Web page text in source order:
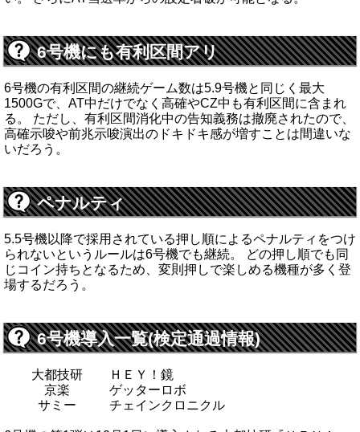
6号機にも有利区間アリ
6号機の有利区間の継続ゲーム数は5.9号機と同じく最大
1500Gで、AT中だけでなく高確やCZ中も有利区間に含まれ
る。 ただし、有利区間消化中の告知義務は撤廃されたので、
高確示唆や前兆示唆演出のドキドキ感が増すことは間違いな
いだろう。
ペナルティ
5.5号機以降で採用されている押し順によるペナルティをつけ
られないというルールは6号機でも継続。 どの押し順でも同
じコイン持ちとなるため、変則押しで楽しめる機種が多く登
場するだろう。
6号機導入一覧(検定通過情報)
大都技研
ＨＥＹ！鏡
京楽
ゲッターロボ
サミー
チェインクロニクル